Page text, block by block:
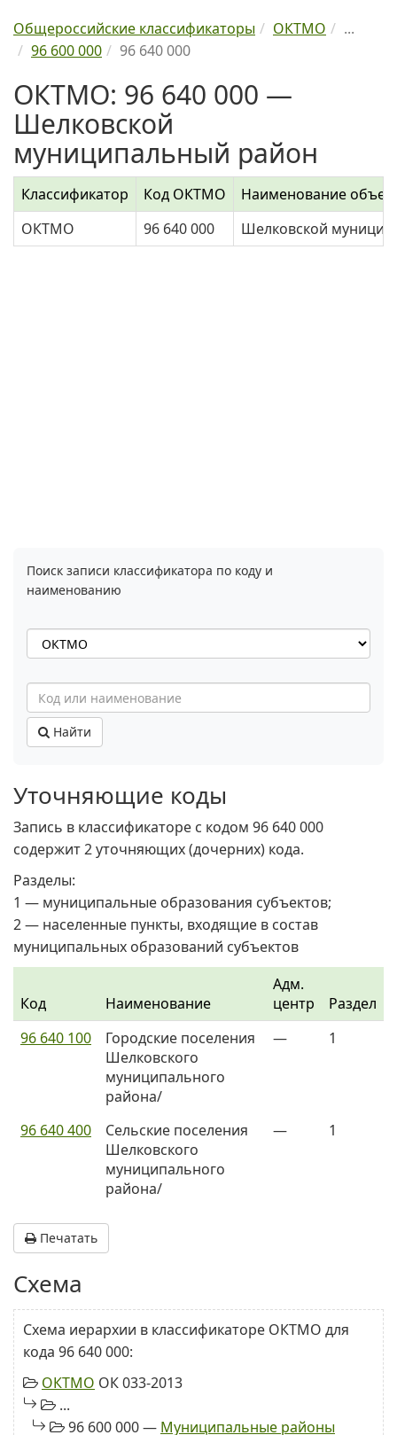
Общероссийские классификаторы ОКТМО
...
96 600 000
96 640 000
ОКТМО: 96 640 000 —
Шелковской
муниципальный район
Классификатор Код ОКТМО
Наименование
ОКТМО
96 640 000 Шелковской
Поиск записи классификатора по коду и
наименованию
Найти
Уточняющие коды
Запись в классификаторе с кодом 96 640 000
содержит 2 уточняющих (дочерних) кода.
Разделы:
1 — муниципальные образования субъектов;
2 — населенные пункты, входящие в состав
муниципальных образований субъектов
Код Наименование
Адм.
центр
Раздел
96 640 100
Городские поселения
Шелковского
муниципального
района/
— 1
96 640 400
Сельские поселения
Шелковского
муниципального
района/
— 1
Печатать
Схема
Схема иерархии в классификаторе ОКТМО для
кода 96 640 000:
ОКТМО ОК 033-2013
...
96 600 000 — Муниципальные районы